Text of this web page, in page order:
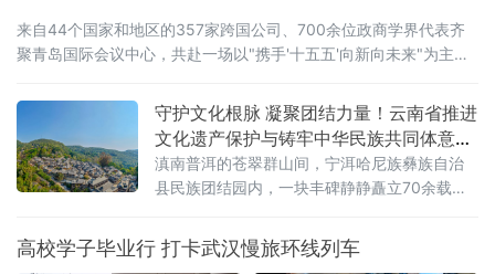
来自44个国家和地区的357家跨国公司、700余位政商学界代表齐
聚青岛国际会议中心，共赴一场以"携手'十五五'向新向未来"为主题
守护文化根脉 凝聚团结力量！云南省推进
文化遗产保护与铸牢中华民族共同体意识
深度融合
滇南普洱的苍翠群山间，宁洱哈尼族彝族自治
县民族团结园内，一块丰碑静静矗立70余载。
誓词碑，镌刻着云南26个世居民族“从此我们一
心一德，团结到底，在中国共产党的领导下，
高校学子毕业行 打卡武汉慢旅环线列车